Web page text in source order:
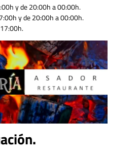
y de 20:00h a 00:00h.
y de 20:00h a 00:00h.